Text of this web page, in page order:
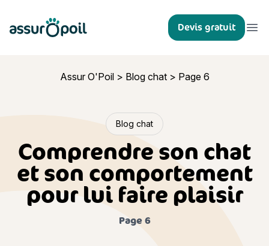
Assur O'Poil Devis gratuit
Assur O'Poil> Blog chat> Page 6
Blog chat
Comprendre son chat
et son comportement
pour lui faire plaisir
Page 6